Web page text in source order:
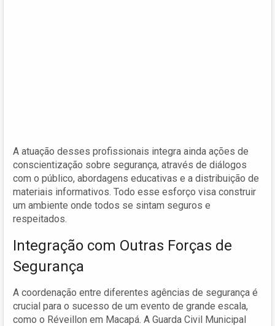
A atuação desses profissionais integra ainda ações de
conscientização sobre segurança, através de diálogos
com o público, abordagens educativas e a distribuição de
materiais informativos. Todo esse esforço visa construir
um ambiente onde todos se sintam seguros e
respeitados.
Integração com Outras Forças de
Segurança
A coordenação entre diferentes agências de segurança é
crucial para o sucesso de um evento de grande escala,
como o Réveillon em Macapá. A Guarda Civil Municipal